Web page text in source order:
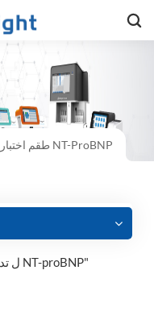
طقم اختبار سريع للقطط NT-ProBNP
1 ل تدجو جئاتنلا "طقم اختبار سريع للقطط NT-proBNP"